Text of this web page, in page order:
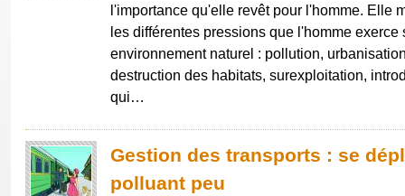
l'importance qu'elle revêt pour l'homme. Elle
les différentes pressions que l'homme exerce
environnement naturel : pollution,
destruction des habitats, surexploitation,
qui…
Gestion des transports : se
polluant peu